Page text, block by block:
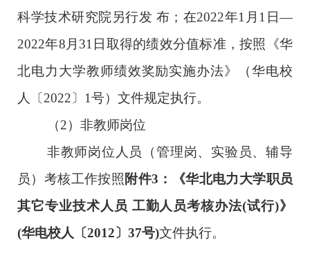
科学技术研究院另行发 布；在2022年1 月 1 日—
2022年8 月 31 日取得的绩效分值标准，按照《华
北电力大学教师绩效奖励实施办法》（华电校
人
〔2022〕1号）文件规定执行。
（2） 非教师岗位
非教师岗位人员
（管理岗、实验员、辅导
员） 考核工作按照 附件3 ：《华北电力大学职员
其它专业技术人员 工勤人员考核办法(试行)》
(华电校人〔2012〕37号)文件执行。